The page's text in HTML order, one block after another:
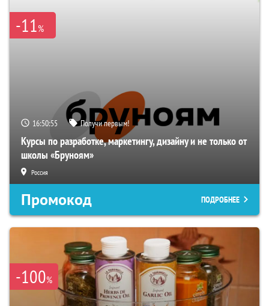
-11%
16:50:54 Получи первым!
Курсы по разработке, маркетингу, дизайну и не только от
школы «Бруноям»
Россия
Промокод ПОДРОБНЕЕ
-100%